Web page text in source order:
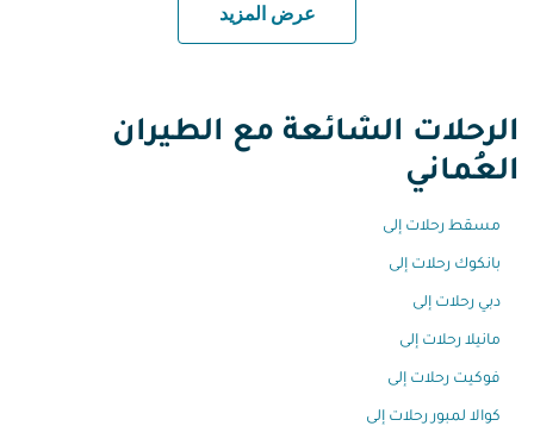
عرض المزيد
الرحلات الشائعة مع الطيران
العُماني
مسقط رحلات إلى
بانكوك رحلات إلى
دبي رحلات إلى
مانيلا رحلات إلى
فوكيت رحلات إلى
كوالا لمبور رحلات إلى